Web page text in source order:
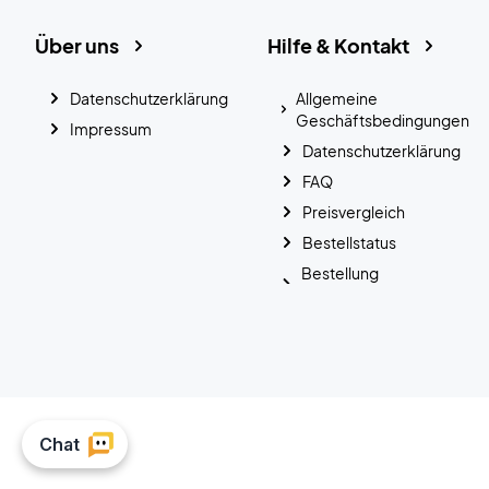
Hilfe & Kontakt
Allgemeine
Geschäftsbedingungen
Datenschutzerklärung
FAQ
Preisvergleich
Bestellstatus
Bestellung
Über uns
Datenschutzerklärung
Impressum